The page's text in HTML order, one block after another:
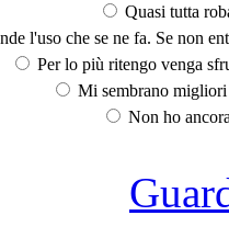
Quasi tutta
l'uso che se ne fa. Se non
Per lo più ritengo venga
Mi sembrano
Non ho